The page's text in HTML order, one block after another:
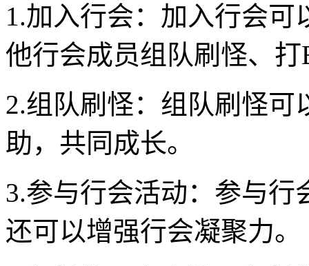
1.加入行会：加入行会可
他行会成员组队刷怪、打
2.组队刷怪：组队刷怪可
助，共同成长。
3.参与行会活动：参与
还可以增强行会凝聚力。